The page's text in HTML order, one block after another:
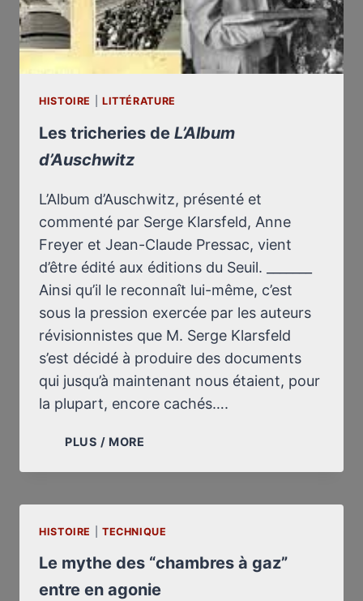
HISTOIRE LITTÉRATURE
Les tricheries de L’Album
d’Auschwitz
L’Album d’Auschwitz, présenté et
commenté par Serge Klarsfeld, Anne
Freyer et Jean-Claude Pressac, vient
d’être édité aux éditions du Seuil. _______
Ainsi qu’il le reconnaît lui-même, c’est
sous la pression exercée par les auteurs
révisionnistes que M. Serge Klarsfeld
s’est décidé à produire des documents
qui jusqu’à maintenant nous étaient, pour
la plupart, encore cachés….
PLUS / MORE
DE
HISTOIRE TECHNIQUE
Le mythe des “chambres à gaz”
entre en agonie